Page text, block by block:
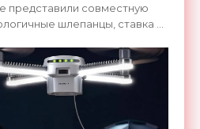
представили совместную
шлепанцы, ставка в